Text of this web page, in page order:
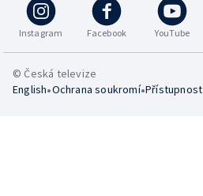
Instagram Facebook YouTube
© Česká televize
English•Ochrana soukromí•Přístupnost